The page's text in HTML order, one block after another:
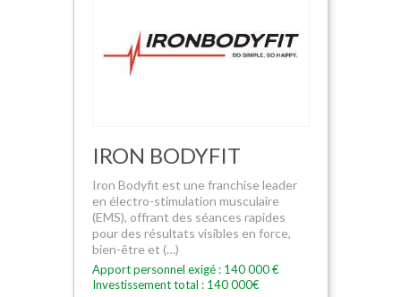
IRON BODYFIT
Iron Bodyfit est une franchise leader
en électro-stimulation musculaire
(EMS), offrant des séances rapides
pour des résultats visibles en force,
bien-être et (…)
Apport personnel exigé : 140 000 €
Investissement total : 140 000€